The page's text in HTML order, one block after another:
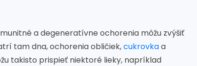
a degeneratívne ochorenia môžu zvýšiť
tam dna, ochorenia obličiek,cukrovkaa
takisto prispieť niektoré lieky, napríklad